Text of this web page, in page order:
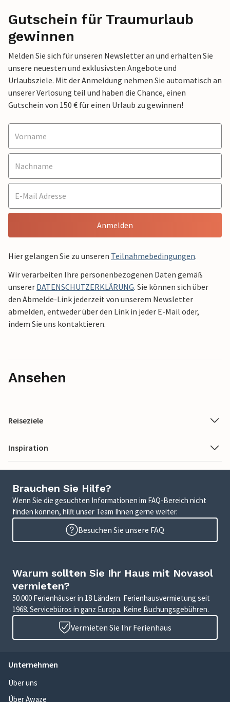
Gutschein für Traumurlaub
gewinnen
Melden Sie sich für unseren Newsletter an und erhalten Sie
unsere neuesten und exklusivsten Angebote und
Urlaubsziele. Mit der Anmeldung nehmen Sie automatisch an
unserer Verlosung teil und haben die Chance, einen
Gutschein von 150 € für einen Urlaub zu gewinnen!
Anmelden
Hier gelangen Sie zu unseren Teilnahmebedingungen.
Wir verarbeiten Ihre personenbezogenen Daten gemäß
unserer DATENSCHUTZERKLÄRUNG. Sie können sich über
den Abmelde-Link jederzeit von unserem Newsletter
abmelden, entweder über den Link in jeder E-Mail oder,
indem Sie uns kontaktieren.
Ansehen
Reiseziele
Inspiration
Brauchen Sie Hilfe?
Wenn Sie die gesuchten Informationen im FAQ-Bereich nicht
finden können, hilft unser Team Ihnen gerne weiter.
Besuchen Sie unsere FAQ
Warum sollten Sie Ihr Haus mit Novasol
vermieten?
50.000 Ferienhäuser in 18 Ländern. Ferienhausvermietung seit
1968. Servicebüros in ganz Europa. Keine Buchungsgebühren.
Vermieten Sie Ihr Ferienhaus
Unternehmen
Über uns
Über Awaze